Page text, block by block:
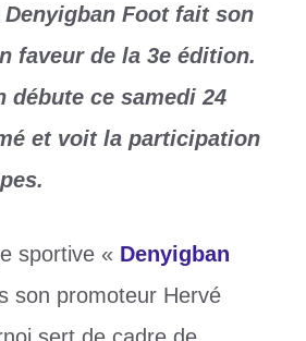
Denyigban Foot fait son
faveur de la 3e édition.
débute ce samedi 24
et voit la participation
sportive « Denyigban
son promoteur Hervé